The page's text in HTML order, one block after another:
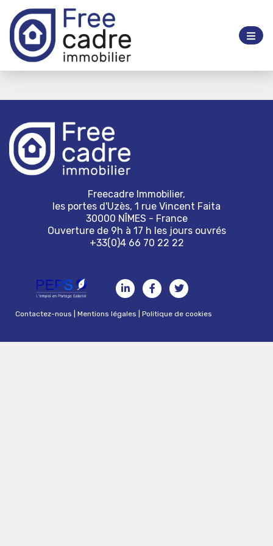
Freecadre Immobilier,
les portes d'Uzès, 1 rue Vincent Faita
30000 NÎMES - France
Ouverture de 9h à 17 h les jours ouvrés
+33(0)4 66 70 22 22
Contactez-nous |Mentions légales |Politique de cookies